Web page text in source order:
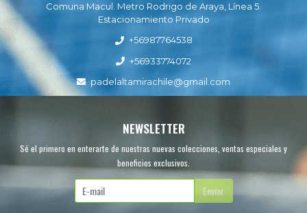
Comuna Macul. Metro Rodrigo de Araya, Línea 5.
Estacionamiento Privado
+56987764538
+56933774072
padelaltamirachile@gmail.com
NEWSLETTER
Sé el primero en enterarte de nuestras nuevas colecciones, ventas especiales y
beneficios exclusivos.
Enviar